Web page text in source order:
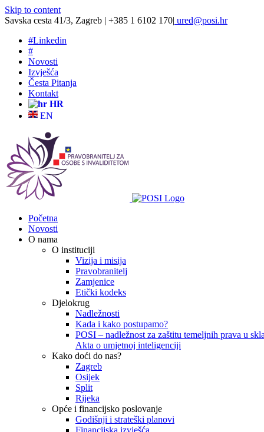
Skip to content
Savska cesta 41/3, Zagreb | +385 1 6102 170| ured@posi.hr
#Linkedin
#
Novosti
Izvješća
Česta Pitanja
Kontakt
HR
EN
Početna
Novosti
O nama
O instituciji
Vizija i misija
Pravobranitelj
Zamjenice
Etički kodeks
Djelokrug
Nadležnosti
Kada i kako postupamo?
POSI – nadležnost za zaštitu temeljnih prava u
Akta o umjetnoj inteligenciji
Kako doći do nas?
Zagreb
Osijek
Split
Rijeka
Opće i financijsko poslovanje
Godišnji i strateški planovi
Financijska izvješća